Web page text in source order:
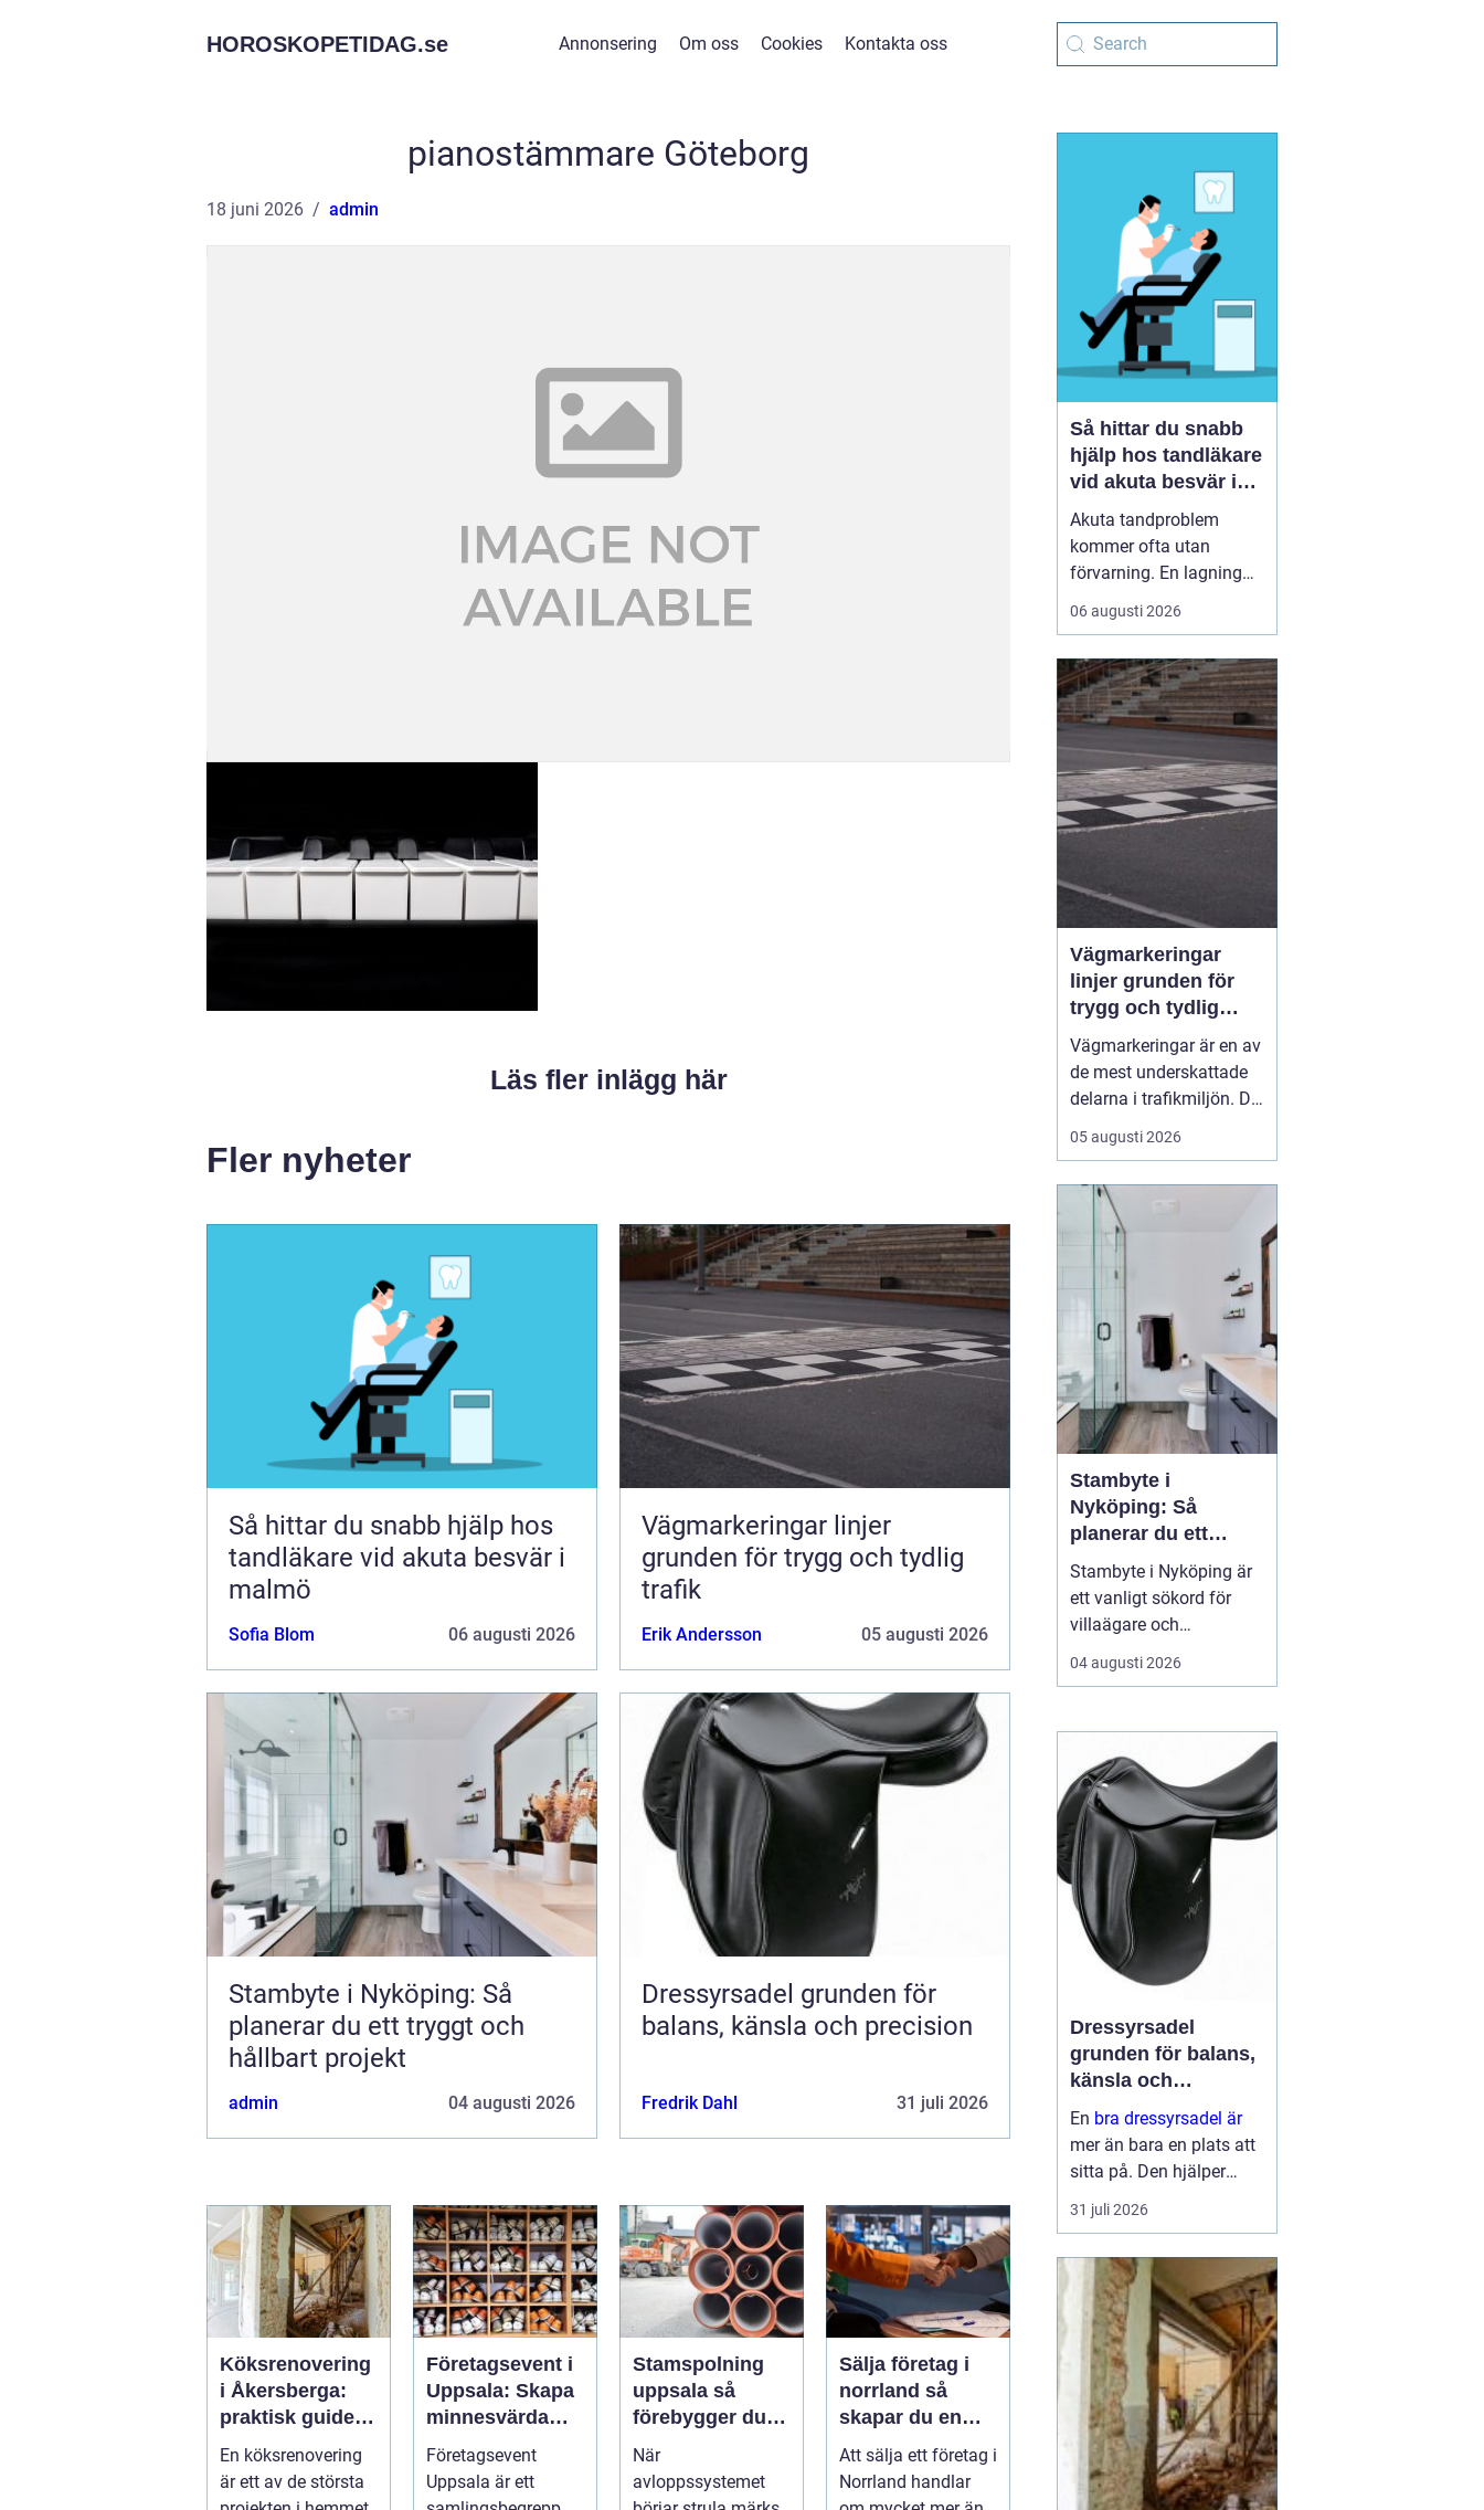
HOROSKOPETIDAG.se Annonsering Om oss Cookies Kontakta oss
pianostämmare Göteborg
18 juni 2026 admin
Läs fler inlägg här
Fler nyheter
Så hittar du snabb hjälp hos
tandläkare vid akuta besvär i
malmö
Sofia Blom 06 augusti 2026
Vägmarkeringar linjer
grunden för trygg och tydlig
trafik
Erik Andersson 05 augusti 2026
Stambyte i Nyköping: Så
planerar du ett tryggt och
hållbart projekt
admin 04 augusti 2026
Dressyrsadel grunden för
balans, känsla och precision
Fredrik Dahl 31 juli 2026
Köksrenovering
i Åkersberga:
praktisk guide
till ett smartare
kök
En köksrenovering
är ett av de största
Företagsevent i
Uppsala: Skapa
minnesvärda
möten som
bygger starkare
team
Företagsevent
Uppsala är ett
Stamspolning
uppsala så
förebygger du
stopp och
vattenskador i
fastigheten
När
avloppssystemet
Sälja företag i
norrland så
skapar du en
trygg och
lönsam affär
Att sälja ett företag i
Norrland handlar
Så hittar du snabb
hjälp hos tandläkare
vid akuta besvär i
malmö
Akuta tandproblem
kommer ofta utan
förvarning. En lagning
lossnar under lunchen,
en tand går av under en
värk blir plötsligt så
stark att sömnen störs.
Då uppstårbeho...
06 augusti 2026
Vägmarkeringar
linjer grunden för
trygg och tydlig
trafik
Vägmarkeringar är en av
de mest underskattade
delarna i trafikmiljön. De
syns överallt, men märks
ofta först när de saknas
vägmarkeringar linjer
skaparstruktur,...
05 augusti 2026
Stambyte i
Nyköping: Så
planerar du ett
tryggt och hållbart
projekt
Stambyte i Nyköping är
ett vanligt sökord för
villaägare och
bostadsrättsföreningar
som börjar se
rörsystemet. Många vill
förstå när rören faktiskt
beh...
04 augusti 2026
Dressyrsadel
grunden för balans,
känsla och
precision
En bra dressyrsadel är
mer än bara en plats att
sitta på. Den hjälper
ryttaren att hitta en
lodrät, stabil sits, ger
genom ryggen och gör
det möjligt att
kommunic...
31 juli 2026